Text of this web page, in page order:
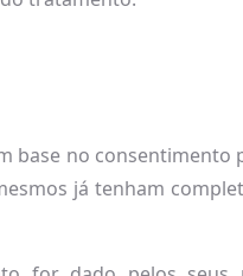
base no consentimento
já tenham